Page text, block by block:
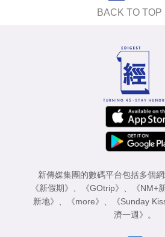
BACK TO TOP
新傳媒集團的數碼平台包括多個
《新假期》 、 《GOtrip》 、 《NM+
新地》 、 《more》 、 《Sunday
濟一週》 。